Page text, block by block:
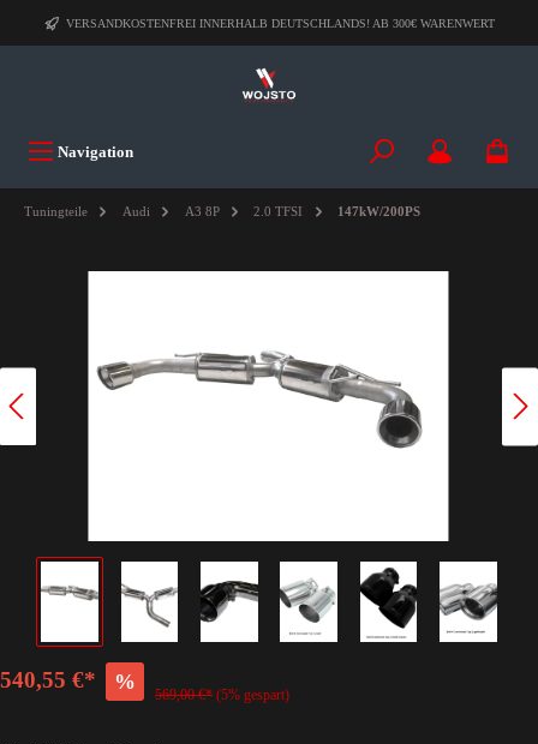
VERSANDKOSTENFREI INNERHALB DEUTSCHLANDS! AB 300€ WARENWERT
Navigation
Tuningteile Audi A3 8P 2.0 TFSI 147kW/200PS
540,55 €* %
569,00 €* (5% gespart)